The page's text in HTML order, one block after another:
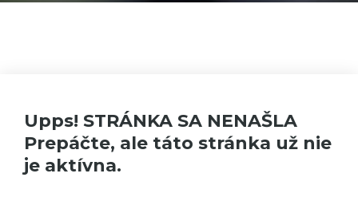
Upps! STRÁNKA SA NENAŠLA
Prepáčte, ale táto stránka už nie
je aktívna.